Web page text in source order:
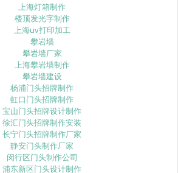
上海灯箱制作
楼顶发光字制作
上海uv打印加工
攀岩墙
攀岩墙厂家
上海攀岩墙制作
攀岩墙建设
杨浦门头招牌制作
虹口门头招牌制作
宝山门头招牌设计制作
徐汇门头招牌制作安装
长宁门头招牌制作厂家
静安门头制作厂家
闵行区门头制作公司
浦东新区门头设计制作